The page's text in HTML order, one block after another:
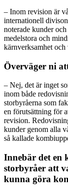
– Inom revision är
internationell
noterade kunder
medelstora och
kärnverksamhet
Överväger ni
– Nej, det är inget
inom både
storbyråerna som
en förutsättning för
revision.
kunder genom alla
så kallade
Innebär det en
storbyråer att
kunna göra